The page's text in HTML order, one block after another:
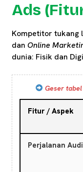
Ads
Kompetitor tukang
dan Online
dunia: Fisik dan
Geser
Fitur / Aspek
Perjalanan